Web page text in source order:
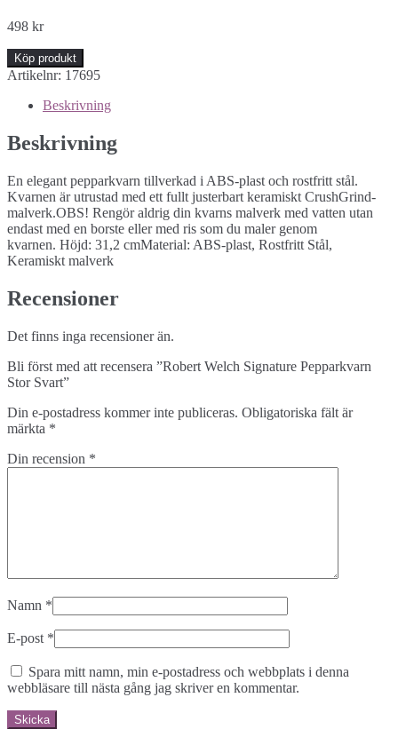
498 kr
Köp produkt
Artikelnr: 17695
Beskrivning
Beskrivning
En elegant pepparkvarn tillverkad i ABS-plast och rostfritt stål.
Kvarnen är utrustad med ett fullt justerbart keramiskt CrushGrind-
malverk.OBS! Rengör aldrig din kvarns malverk med vatten utan
endast med en borste eller med ris som du maler genom
kvarnen. Höjd: 31,2 cmMaterial: ABS-plast, Rostfritt Stål,
Keramiskt malverk
Recensioner
Det finns inga recensioner än.
Bli först med att recensera ”Robert Welch Signature Pepparkvarn
Stor Svart”
Din e-postadress kommer inte publiceras. Obligatoriska fält är
märkta *
Din recension *
Namn *
E-post *
Spara mitt namn, min e-postadress och webbplats i denna
webbläsare till nästa gång jag skriver en kommentar.